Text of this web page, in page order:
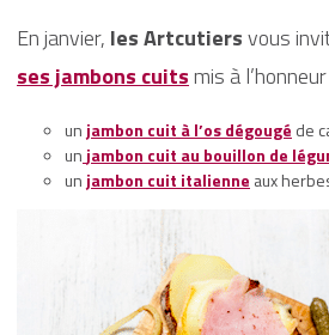
En janvier, les Artcutiersvous
ses jambons cuitsmis à
unjambon cuit à l’os dégougé de
unjambon cuit au bouillon de
unjambon cuit italienne aux